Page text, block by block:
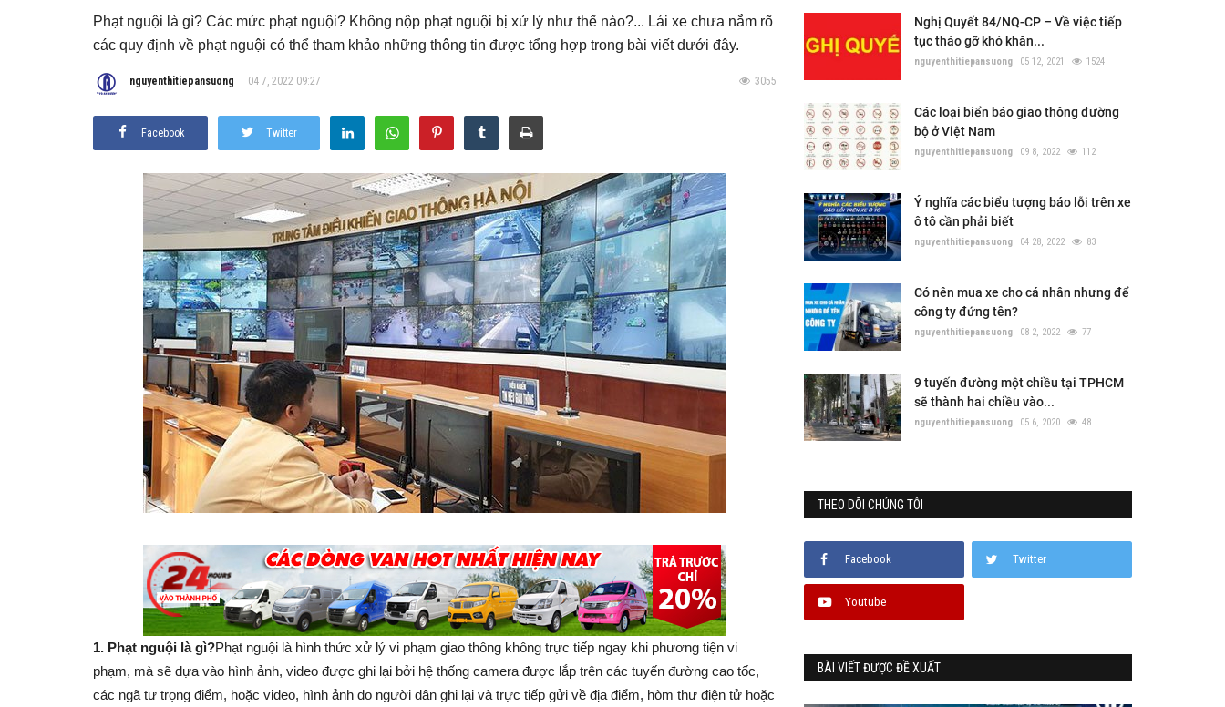
Phạt nguội là gì? Các mức phạt nguội? Không nộp phạt nguội bị xử lý như thế nào?... Lái xe chưa nắm rõ
các quy định về phạt nguội có thể tham khảo những thông tin được tổng hợp trong bài viết dưới đây.
nguyenthitiepansuong 04 7, 2022 09:27 3055
Facebook Twitter
1. Phạt nguội là gì?Phạt nguội là hình thức xử lý vi phạm giao thông không trực tiếp ngay khi phương tiện vi
phạm, mà sẽ dựa vào hình ảnh, video được ghi lại bởi hệ thống camera được lắp trên các tuyến đường cao tốc,
các ngã tư trọng điểm, hoặc video, hình ảnh do người dân ghi lại và trực tiếp gửi về địa điểm, hòm thư điện tử hoặc
Nghị Quyết 84/NQ-CP – Về việc tiếp
tục tháo gỡ khó khăn...
nguyenthitiepansuong 05 12, 2021 1524
Các loại biển báo giao thông đường
bộ ở Việt Nam
nguyenthitiepansuong 09 8, 2022 112
Ý nghĩa các biểu tượng báo lỗi trên xe
ô tô cần phải biết
nguyenthitiepansuong 04 28, 2022 83
Có nên mua xe cho cá nhân nhưng để
công ty đứng tên?
nguyenthitiepansuong 08 2, 2022 77
9 tuyến đường một chiều tại TPHCM
sẽ thành hai chiều vào...
nguyenthitiepansuong 05 6, 2020 48
THEO DÕI CHÚNG TÔI
Facebook Twitter
Youtube
BÀI VIẾT ĐƯỢC ĐỀ XUẤT